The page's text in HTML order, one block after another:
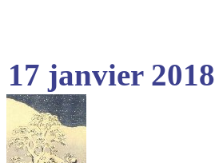
17 janvier 2018